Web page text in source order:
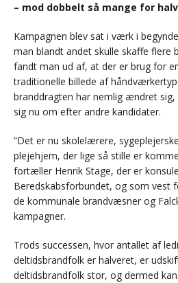
– mod dobbelt så mange for
Kampagnen blev sat i værk i
man blandt andet skulle skaffe flere
fandt man ud af, at der er brug for
traditionelle billede af
branddragten har nemlig ændret
sig nu om efter andre kandidater.
”Det er nu skolelærere,
plejehjem, der lige så stille er
fortæller Henrik Stage, der er
Beredskabsforbundet, og som
de kommunale brandvæsner og
kampagner.
Trods successen, hvor antallet af
deltidsbrandfolk er halveret, er
deltidsbrandfolk stor, og dermed